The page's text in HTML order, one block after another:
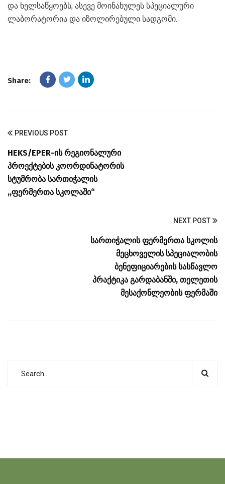
და ხელსაწყოებს; ასევე მოინახულეს სპეციალური
ლაბორატორია და იზოლირებული სადგომი.
Share:
PREVIOUS POST
HEKS/EPER-ის რეგიონალური
პროექტების კოორდინატორის
სტუმრობა სართიჭალის
,,ფერმერთა სკოლაში“
NEXT POST
სართიჭალის ფერმერთა სკოლის
მეცხოველის სპეციალობის
ბენეფიციარების სასწავლო
პრაქტიკა გარდაბანში, თელეთის
მესაქონლეობის ფერმაში